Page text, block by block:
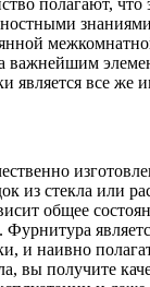
полагают, что
важнейшим
является все же
из стекла или
общее
Фурнитура
и наивно
вы получите